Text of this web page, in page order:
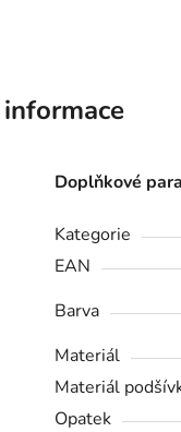
Doplňkové
Kategorie
EAN
Barva
Materiál
Materiál
Opatek